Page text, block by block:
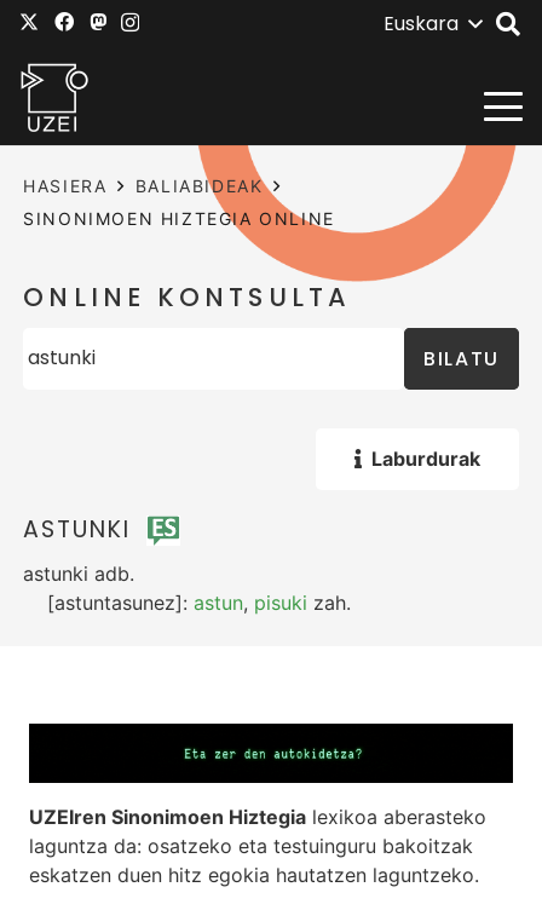
Euskara
HASIERA
BALIABIDEAK
SINONIMOEN HIZTEGIA ONLINE
ONLINE KONTSULTA
BILATU
Laburdurak
ASTUNKI
astunki adb.
[astuntasunez]:astun, pisuki zah.
UZEIren Sinonimoen Hiztegia lexikoa aberasteko
laguntza da: osatzeko eta testuinguru bakoitzak
eskatzen duen hitz egokia hautatzen laguntzeko.